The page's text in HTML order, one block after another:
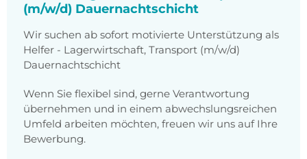
(m/w/d) Dauernachtschicht
Wir suchen ab sofort motivierte Unterstützung als
Helfer - Lagerwirtschaft, Transport (m/w/d)
Dauernachtschicht
Wenn Sie flexibel sind, gerne Verantwortung
übernehmen und in einem abwechslungsreichen
Umfeld arbeiten möchten, freuen wir uns auf Ihre
Bewerbung.